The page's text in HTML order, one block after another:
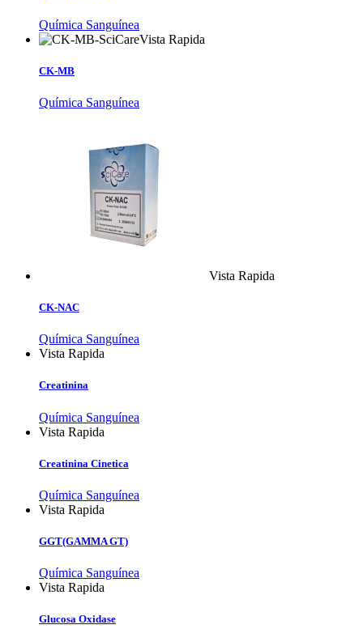
Química Sanguínea
Vista Rapida
CK-MB
Química Sanguínea
Vista Rapida
CK-NAC
Química Sanguínea
Vista Rapida
Creatinina
Química Sanguínea
Vista Rapida
Creatinina Cinetica
Química Sanguínea
Vista Rapida
GGT(GAMMA GT)
Química Sanguínea
Vista Rapida
Glucosa Oxidase